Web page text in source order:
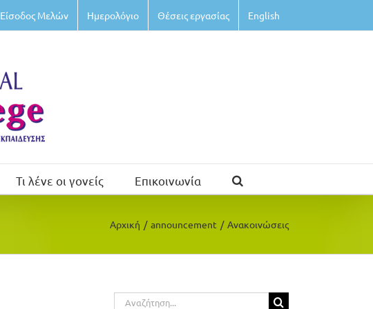
Είσοδος Μελών Ημερολόγιο Θέσεις εργασίας English
Τι λένε οι γονείς Επικοινωνία
Αρχική / announcement / Ανακοινώσεις
Αναζήτηση